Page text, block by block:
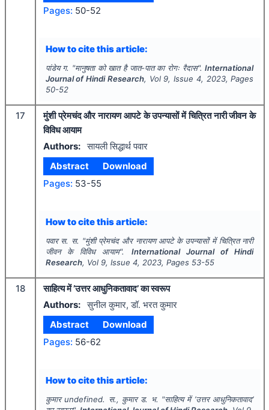
Pages: 50-52
How to cite this article:
पांडेय ग. "मानुषता को खात है जात-पात का रोगः रैदास".International
Journal of Hindi Research, Vol 9, Issue 4, 2023, Pages
50-52
17
मुंशी प्रेमचंद और नारायण आपटे के उपन्यासों में चित्रित नारी जीवन के
विविध आयाम
Authors: सायली सिद्धार्थ पवार
Abstract
Download
Pages: 53-55
How to cite this article:
पवार स. स. "मुंशी प्रेमचंद और नारायण आपटे के उपन्यासों में चित्रित नारी
जीवन के विविध आयाम". International Journal of Hindi
Research, Vol 9, Issue 4, 2023, Pages 53-55
18
साहित्य में ’उत्तर आधुनिकतावाद’ का स्वरूप
Authors: सुनील कुमार, डॉ. भरत कुमार
Abstract
Download
Pages: 56-62
How to cite this article:
कुमार undefined. स., कुमार ड. भ. "साहित्य में ’उत्तर आधुनिकतावाद’